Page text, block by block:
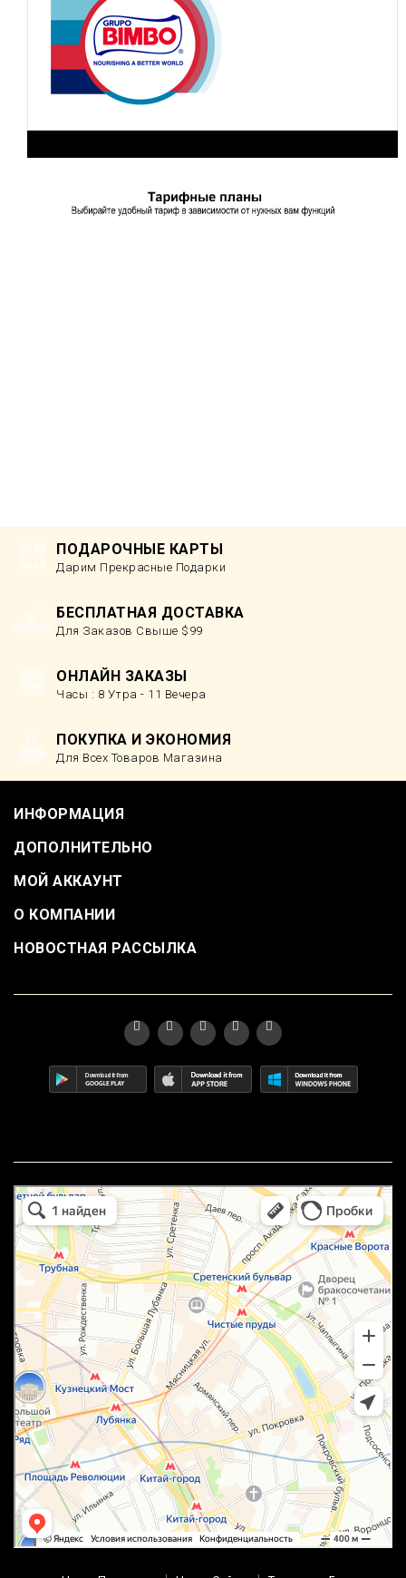
ПОДАРОЧНЫЕ КАРТЫ
Дарим Прекрасные Подарки
БЕСПЛАТНАЯ ДОСТАВКА
Для Заказов Свыше $99
ОНЛАЙН ЗАКАЗЫ
Часы : 8 Утра - 11 Вечера
ПОКУПКА И ЭКОНОМИЯ
Для Всех Товаров Магазина
ИНФОРМАЦИЯ
ДОПОЛНИТЕЛЬНО
МОЙ АККАУНТ
О КОМПАНИИ
НОВОСТНАЯ РАССЫЛКА
маркетплейс охотный ряд в Москве
Москва